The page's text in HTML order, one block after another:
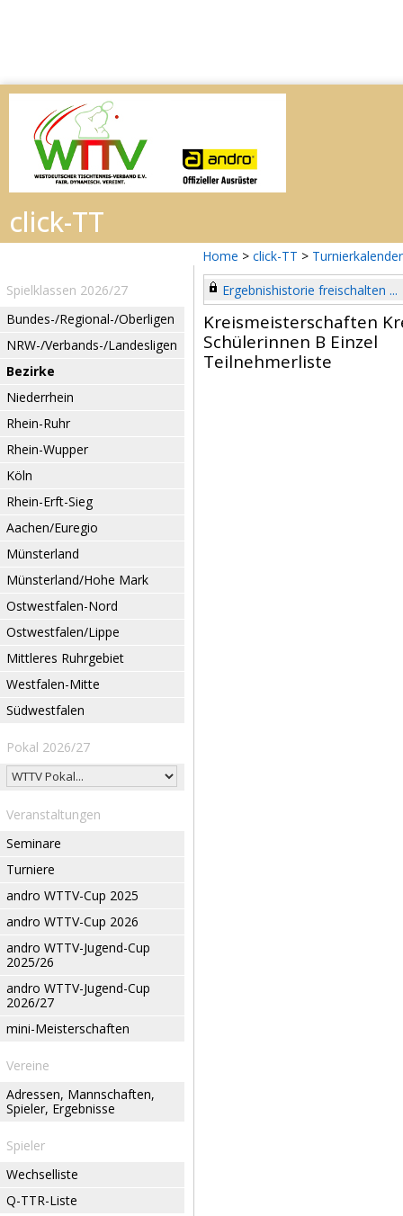
Home > click-TT > Turnierkalender
Spielklassen 2026/27
Bundes-/Regional-/Oberligen
NRW-/Verbands-/Landesligen
Bezirke
Niederrhein
Rhein-Ruhr
Rhein-Wupper
Köln
Rhein-Erft-Sieg
Aachen/Euregio
Münsterland
Münsterland/Hohe Mark
Ostwestfalen-Nord
Ostwestfalen/Lippe
Mittleres Ruhrgebiet
Westfalen-Mitte
Südwestfalen
Pokal 2026/27
Veranstaltungen
Seminare
Turniere
andro WTTV-Cup 2025
andro WTTV-Cup 2026
andro WTTV-Jugend-Cup
2025/26
andro WTTV-Jugend-Cup
2026/27
mini-Meisterschaften
Vereine
Adressen, Mannschaften,
Spieler, Ergebnisse
Spieler
Wechselliste
Q-TTR-Liste
Ergebnishistorie freischalten ...
Kreismeisterschaften
Schülerinnen B Einzel
Teilnehmerliste